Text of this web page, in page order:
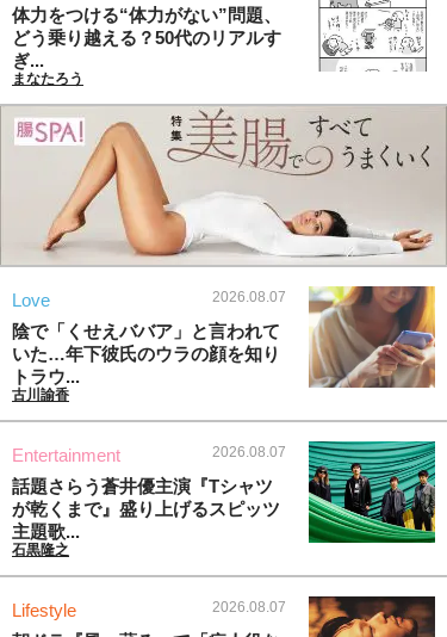
体力をつける“体力がない”問題、
どう乗り越える？50代のリアルす
ぎ...
まなたろう
Love 2026.08.07
陰で「くせえババア」と言われて
いた…年下彼氏のウラの顔を知り
トラウ...
古川諭香
Entertainment 2026.08.07
話題さらう蒼井優主演『Tシャツ
が乾くまで』盛り上げるスピッツ
主題歌...
石黒隆之
Lifestyle 2026.08.07